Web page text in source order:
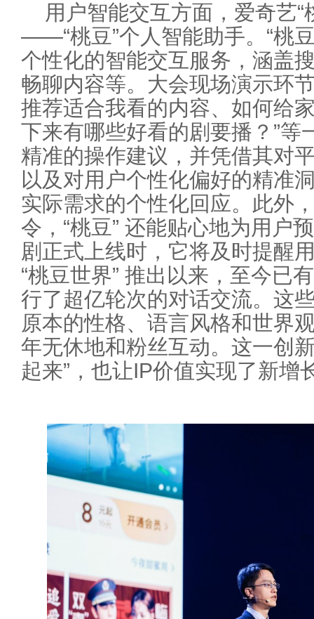
用户智能交互方面，爱奇艺“
——“桃豆”个人智能助手。“桃
个性化的智能交互服务，涵盖
畅聊内容等。大会现场演示环
推荐适合我看的内容、如何给
下来有哪些好看的剧要播？”等
精准的操作建议，并凭借其对
以及对用户个性化偏好的精准
实际需求的个性化回应。此外
令，“桃豆” 还能贴心地为用户
剧正式上线时，它将及时提醒
“桃豆世界” 推出以来，至今已
行了超亿轮次的对话交流。这
原本的性格、语言风格和世界
年无休地和粉丝互动。这一创
起来”，也让IP价值实现了新增